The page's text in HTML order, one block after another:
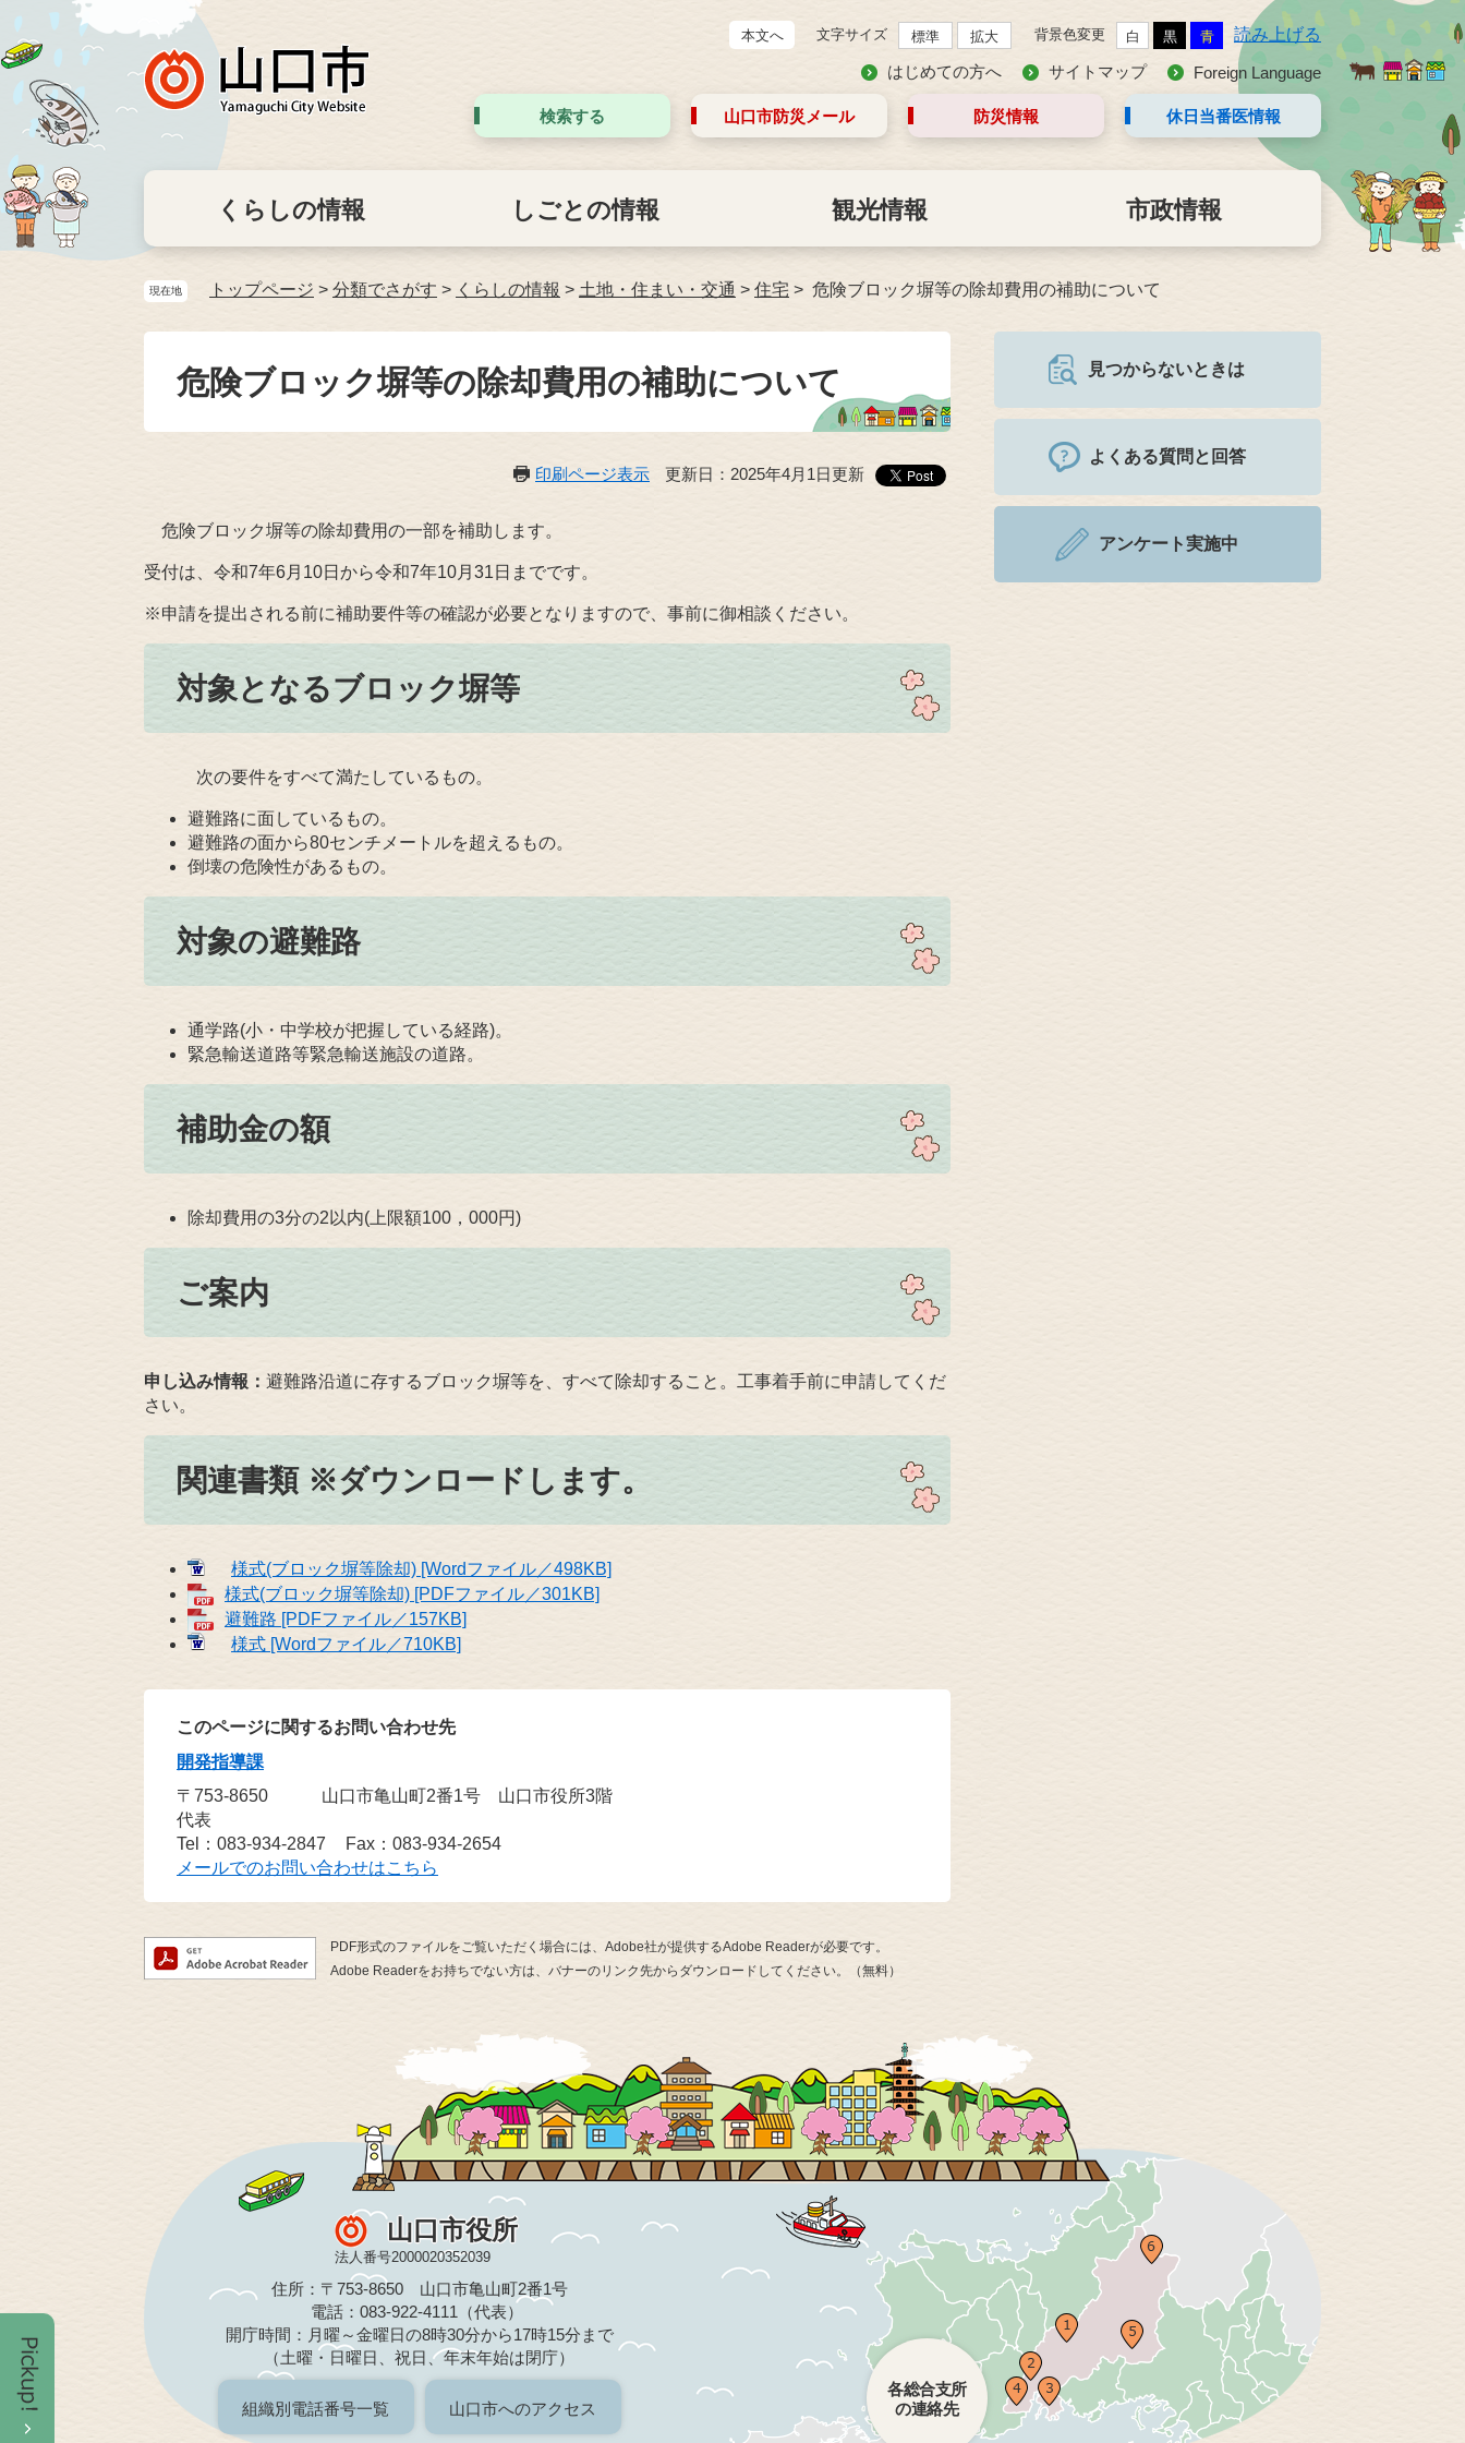
本文へ 文字サイズ 標準 拡大 背景色変更 白 黒 青 読み上げる
はじめての方へ サイトマップ Foreign Language
検索する 山口市防災 メール 防災情報 休日当番医情報
くらしの情報 しごとの情報 観光情報 市政情報
現在地 トップページ > 分類でさがす > くらしの情報 > 土地・住まい・交通 > 住宅 危険ブロック塀等の除却費用の補助について
危険ブロック塀等の除却費用の補助について
印刷ページ表示 更新日：2025年4月1日更新
危険ブロック塀等の除却費用の一部を補助します。
受付は、令和7年6月10日から令和7年10月31日までです。
※申請を提出される前に補助要件等の確認が必要となりますので、事前に御相談ください。
対象となるブロック塀等
次の要件をすべて満たしているもの。
避難路に面しているもの。
避難路の面から80センチメートルを超えるもの。
倒壊の危険性があるもの。
対象の避難路
通学路(小・中学校が把握している経路)。
緊急輸送道路等緊急輸送施設の道路。
補助金の額
除却費用の3分の2以内(上限額100，000円)
ご案内
申し込み情報： 避難路沿道に存するブロック塀等を、すべて除却すること。工事着手前に申請してくだ
さい。
関連書類 ※ダウンロードします。
様式(ブロック塀等除却) [Wordファイル／498KB]
様式(ブロック塀等除却) [PDFファイル／301KB]
避難路 [PDFファイル／157KB]
様式 [Wordファイル／710KB]
このページに関するお問い合わせ先
開発指導課
〒753-8650
山口市亀山町2番1号 山口市役所3階
代表
Tel：083-934-2847
Fax：083-934-2654
メールでのお問い合わせはこちら
PDF形式のファイルをご覧いただく場合には、Adobe社が提供するAdobe Readerが必要です。
Adobe Readerをお持ちでない方は、バナーのリンク先からダウンロードしてください。（無料）
見つからないときは
よくある質問と回答
アンケート実施中
山口市役所
法人番号2000020352039
住所：〒753-8650 山口市亀山町2番1号
電話：083-922-4111（代表）
開庁時間：月曜～金曜日の8時30分から17時15分まで
（土曜・日曜日、祝日、年末年始は閉庁）
組織別電話番号一覧 山口市へのアクセス
各総合支所
の連絡先